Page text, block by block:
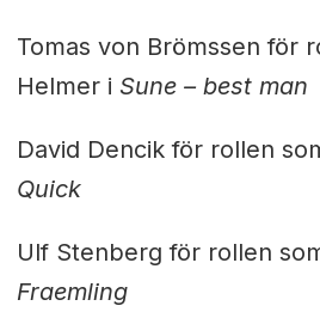
Tomas von Brömssen för
Helmer i Sune – best man
David Dencik för rollen
Quick
Ulf Stenberg för rollen
Fraemling